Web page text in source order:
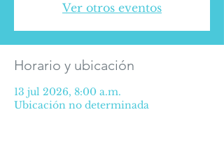
Ver otros eventos
Horario y ubicación
13 jul 2026, 8:00 a.m.
Ubicación no determinada